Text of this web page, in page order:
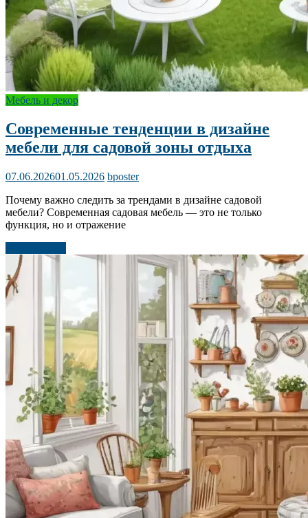
Мебель и декор
Современные тенденции в дизайне
мебели для садовой зоны отдыха
07.06.202601.05.2026 bposter
Почему важно следить за трендами в дизайне садовой
мебели? Современная садовая мебель — это не только
функция, но и отражение